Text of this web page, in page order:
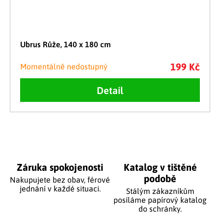
Ubrus Růže, 140 x 180 cm
Momentálně nedostupný 199 Kč
Detail
Záruka spokojenosti
Nakupujete bez obav, férové
jednání v každé situaci.
Katalog v tištěné
podobě
Stálým zákazníkům
posíláme papírový katalog
do schránky.